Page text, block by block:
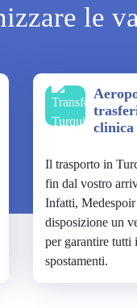
le
clinica
Il trasporto in
fin dal vostro
Infatti, Medespoir
disposizione un
per garantire tutti
spostamenti.